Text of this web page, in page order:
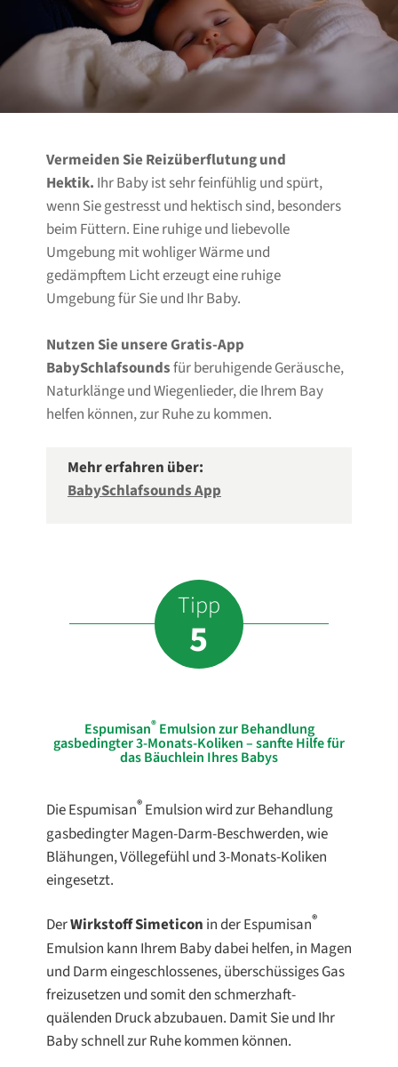
Vermeiden Sie Reizüberflutung und
Hektik. Ihr Baby ist sehr feinfühlig und spürt,
wenn Sie gestresst und hektisch sind, besonders
beim Füttern. Eine ruhige und liebevolle
Umgebung mit wohliger Wärme und
gedämpftem Licht erzeugt eine ruhige
Umgebung für Sie und Ihr Baby.
Nutzen Sie unsere Gratis-App
BabySchlafsoundsfür beruhigende Geräusche,
Naturklänge und Wiegenlieder, die Ihrem Bay
helfen können, zur Ruhe zu kommen.
Mehr erfahren über:
BabySchlafsounds App
Tipp
5
Espumisan®Emulsion zur Behandlung
gasbedingter 3-Monats-Koliken – sanfte Hilfe für
das Bäuchlein Ihres Babys
Die Espumisan® Emulsion wird zur Behandlung
gasbedingter Magen-Darm-Beschwerden, wie
Blähungen, Völlegefühl und 3-Monats-Koliken
eingesetzt.
DerWirkstoff Simeticon in der Espumisan®
Emulsion kann Ihrem Baby dabei helfen, in Magen
und Darm eingeschlossenes, überschüssiges Gas
freizusetzen und somit den schmerzhaft-
quälenden Druck abzubauen. Damit Sie und Ihr
Baby schnell zur Ruhe kommen können.